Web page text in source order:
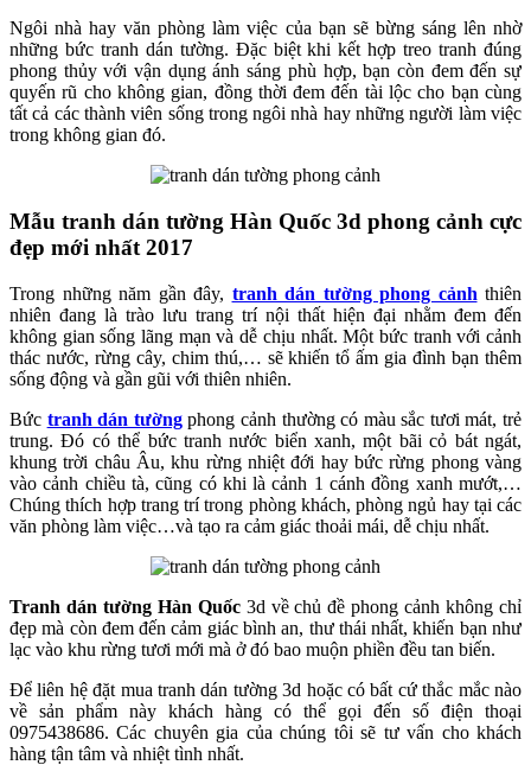
Ngôi nhà hay văn phòng làm việc của bạn sẽ bừng sáng lên nhờ
những bức tranh dán tường. Đặc biệt khi kết hợp treo tranh đúng
phong thủy với vận dụng ánh sáng phù hợp, bạn còn đem đến sự
quyến rũ cho không gian, đồng thời đem đến tài lộc cho bạn cùng
tất cả các thành viên sống trong ngôi nhà hay những người làm việc
trong không gian đó.
Mẫu tranh dán tường Hàn Quốc 3d phong cảnh cực
đẹp mới nhất 2017
Trong những năm gần đây, tranh dán tường phong cảnh thiên
nhiên đang là trào lưu trang trí nội thất hiện đại nhằm đem đến
không gian sống lãng mạn và dễ chịu nhất. Một bức tranh với cảnh
thác nước, rừng cây, chim thú,… sẽ khiến tổ ấm gia đình bạn thêm
sống động và gần gũi với thiên nhiên.
Bức tranh dán tườngphong cảnh thường có màu sắc tươi mát, trẻ
trung. Đó có thể bức tranh nước biển xanh, một bãi cỏ bát ngát,
khung trời châu Âu, khu rừng nhiệt đới hay bức rừng phong vàng
vào cảnh chiều tà, cũng có khi là cảnh 1 cánh đồng xanh mướt,…
Chúng thích hợp trang trí trong phòng khách, phòng ngủ hay tại các
văn phòng làm việc…và tạo ra cảm giác thoải mái, dễ chịu nhất.
Tranh dán tường Hàn Quốc 3d về chủ đề phong cảnh không chỉ
đẹp mà còn đem đến cảm giác bình an, thư thái nhất, khiến bạn như
lạc vào khu rừng tươi mới mà ở đó bao muộn phiền đều tan biến.
Để liên hệ đặt mua tranh dán tường 3d hoặc có bất cứ thắc mắc nào
về sản phẩm này khách hàng có thể gọi đến số điện thoại
0975438686. Các chuyên gia của chúng tôi sẽ tư vấn cho khách
hàng tận tâm và nhiệt tình nhất.